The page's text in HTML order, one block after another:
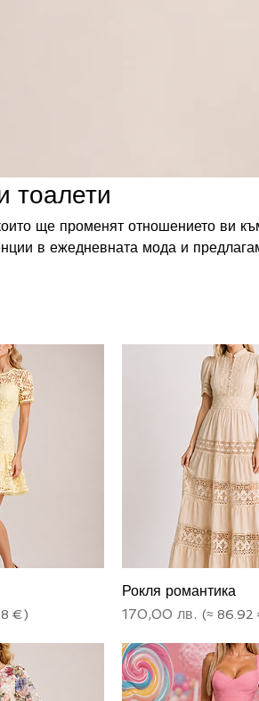
тоалети
ще променят отношението ви
в ежедневната мода и
за Вас и всяка не взета пратка
Рокля романтика
Цена
170,00 лв.